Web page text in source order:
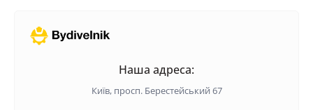
Наша адреса:
Київ, просп. Берестейський 67